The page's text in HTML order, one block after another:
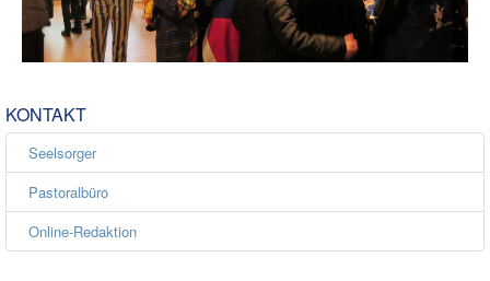
KONTAKT
Seelsorger
Pastoralbüro
Online-Redaktion